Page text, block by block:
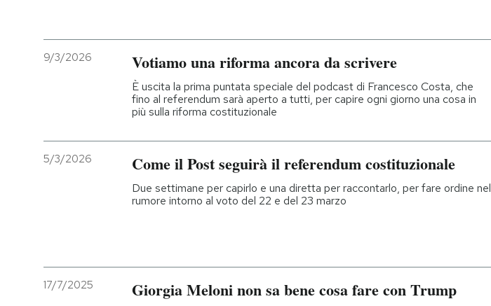
CALENDARIO
9/3/2026 Votiamo una riforma ancora da scrivere
È uscita la prima puntata speciale del podcast di Francesco Costa, che
fino al referendum sarà aperto a tutti, per capire ogni giorno una cosa in
più sulla riforma costituzionale
5/3/2026 Come il Post seguirà il referendum costituzionale
Due settimane per capirlo e una diretta per raccontarlo, per fare ordine nel
rumore intorno al voto del 22 e del 23 marzo
17/7/2025 Giorgia Meloni non sa bene cosa fare con Trump